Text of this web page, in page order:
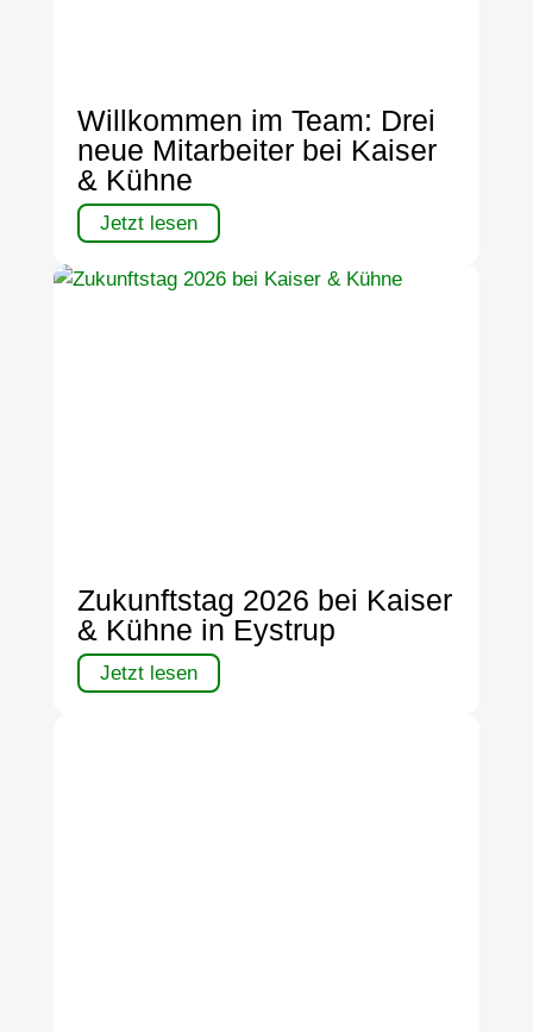
Willkommen im Team: Drei
neue Mitarbeiter bei Kaiser
& Kühne
Jetzt lesen
Zukunftstag 2026 bei Kaiser
& Kühne in Eystrup
Jetzt lesen